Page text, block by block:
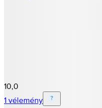
10,0
1 vélemény